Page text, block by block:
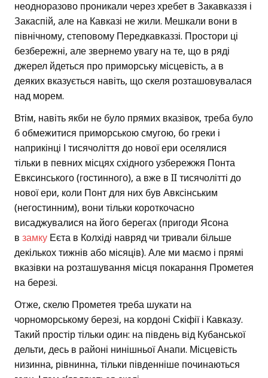
неодноразово проникали через хребет в Закавказзя і
Закаспій, але на Кавказі не жили. Мешкали вони в
північному, степовому Передкавказзі. Простори ці
безбережні, але звернемо увагу на те, що в ряді
джерел йдеться про приморську місцевість, а в
деяких вказується навіть, що скеля розташовувалася
над морем.
Втім, навіть якби не було прямих вказівок, треба було
б обмежитися приморською смугою, бо греки і
наприкінці І тисячоліття до нової ери оселялися
тільки в певних місцях східного узбережжя Понта
Евксинського (гостинного), а вже в II тисячолітті до
нової ери, коли Понт для них був Авксінським
(негостинним), вони тільки короткочасно
висаджувалися на його берегах (пригоди Ясона
в замку Еєта в Колхіді навряд чи тривали більше
декількох тижнів або місяців). Але ми маємо і прямі
вказівки на розташування місця покарання Прометея
на березі.
Отже, скелю Прометея треба шукати на
чорноморському березі, на кордоні Скіфії і Кавказу.
Такий простір тільки один: на південь від Кубанської
дельти, десь в районі нинішньої Анапи. Місцевість
низинна, рівнинна, тільки південніше починаються